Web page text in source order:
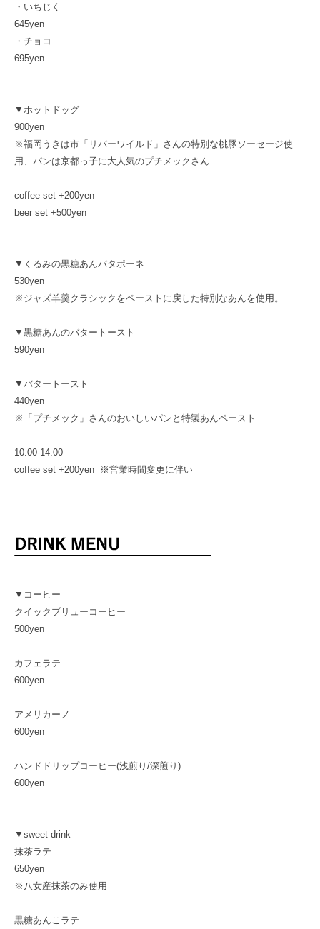
・いちじく
645yen
・チョコ
695yen
▼ホットドッグ
900yen
※福岡うきは市「リバーワイルド」さんの特別な桃豚ソーセージ使
用、パンは京都っ子に大人気のプチメックさん
coffee set +200yen
beer set +500yen
▼くるみの黒糖あんバタポーネ
530yen
※ジャズ羊羹クラシックをペーストに戻した特別なあんを使用。
▼黒糖あんのバタートースト
590yen
▼バタートースト
440yen
※「プチメック」さんのおいしいパンと特製あんペースト
10:00-14:00
coffee set +200yen ※営業時間変更に伴い
▼コーヒー
クイックブリューコーヒー
500yen
カフェラテ
600yen
アメリカーノ
600yen
ハンドドリップコーヒー(浅煎り/深煎り)
600yen
▼sweet drink
抹茶ラテ
650yen
※八女産抹茶のみ使用
黒糖あんこラテ